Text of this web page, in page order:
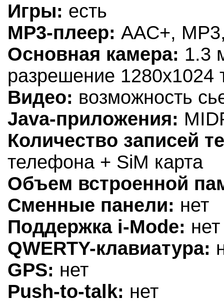
Игры: есть
MP3-плеер: AAC+,
Основная камера: 1.3
разрешение 1280х1024
Видео: возможность
Java-приложения:
Количество записей
телефона + SiM карта
Объем встроенной
Сменные панели: нет
Поддержка i-Mode: нет
QWERTY-клавиатура:
GPS: нет
Push-to-talk: нет